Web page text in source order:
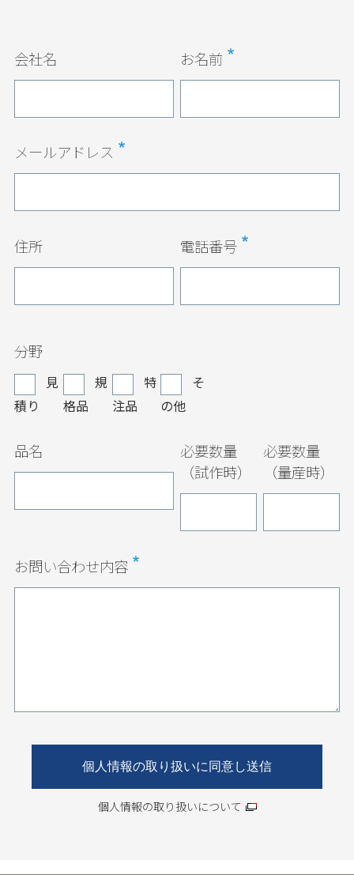
会社名 お名前
メールアドレス
住所 電話番号
分野
見
積り
規
格品
特
注品
そ
の他
品名
必要数量
（試作時）
必要数量
（量産時）
お問い合わせ内容
個人情報の取り扱いについて